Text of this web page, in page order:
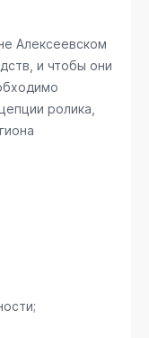
Алексеевском
и чтобы они
ролика,